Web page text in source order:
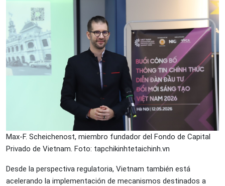
Max-F. Scheichenost, miembro fundador del Fondo de Capital
Privado de Vietnam. Foto: tapchikinhtetaichinh.vn
Desde la perspectiva regulatoria, Vietnam también está
acelerando la implementación de mecanismos destinados a